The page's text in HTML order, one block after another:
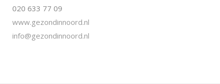
020 633 77 09
www.gezondinnoord.nl
info@gezondinnoord.nl